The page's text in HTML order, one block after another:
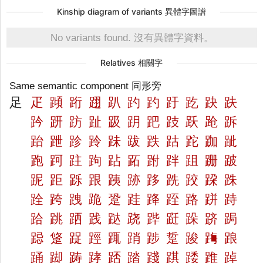
Kinship diagram of variants 異體字圖譜
No variants found. 沒有異體字資料。
Relatives 相關字
Same semantic component 同形旁
足 疋 蹞 䟰 䟳 趴 趵 趵 趶 趷 趹 趺
趻 趼 趽 趾 趿 跀 跁 跂 跃 跄 跅
跆 跇 跈 跉 跊 跋 跌 跍 跎 跏 跐
跑 跒 跓 跔 跕 跖 跗 跘 跙 跚 跛
跜 距 跞 跟 跠 跡 跢 跣 跤 跥 跦
跧 跨 跩 跪 跫 跬 跭 跮 路 跰 跱
跲 跳 跴 践 跶 跷 跸 跹 跺 跻 跼
跽 跾 踀 踁 踂 踃 踄 踅 踆 踇 踉
踊 踋 踌 踍 踎 踏 踐 踑 踒 踓 踔